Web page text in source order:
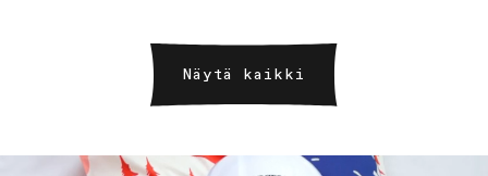
Näytä kaikki